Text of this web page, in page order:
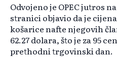
Odvojeno je OPEC jutros
stranici objavio da je
košarice nafte njegovih
62.27 dolara, što je za 95
prethodni trgovinski dan.